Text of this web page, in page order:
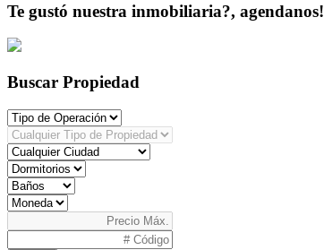
Te gustó nuestra inmobiliaria?, agendanos!
Buscar Propiedad